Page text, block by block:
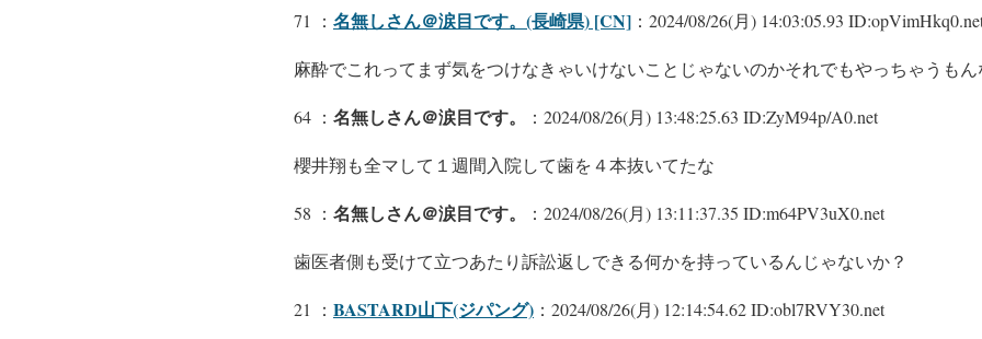
71 ： 名無しさん＠涙目です。(長崎県) [CN] ：2024/08/26(月) 14:03:05.93
麻酔でこれってまず気をつけなきゃいけないことじゃないのかそれでもやっちゃうも
64 ： 名無しさん＠涙目です。 ：2024/08/26(月) 13:48:25.63 ID:ZyM94p/A0.net
櫻井翔も全マして１週間入院して歯を４本抜いてたな
58 ： 名無しさん＠涙目です。 ：2024/08/26(月) 13:11:37.35 ID:m64PV3uX0.net
歯医者側も受けて立つあたり訴訟返しできる何かを持っているんじゃないか？
21 ： BASTARD山下(ジパング) ：2024/08/26(月) 12:14:54.62 ID:obl7RVY30.net